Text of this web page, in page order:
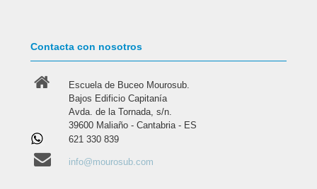
Contacta con nosotros
Escuela de Buceo Mourosub.
Bajos Edificio Capitanía
Avda. de la Tornada, s/n.
39600 Maliaño - Cantabria - ES
621 330 839
info@mourosub.com